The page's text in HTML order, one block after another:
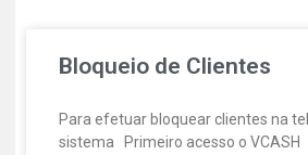
Bloqueio de Clientes
Para efetuar bloquear clientes na
sistema Primeiro acesso o VCASH